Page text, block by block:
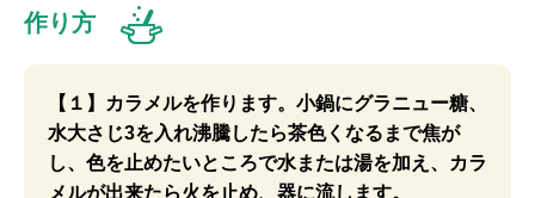
作り方
【１】カラメルを作ります。小鍋にグラニュー糖、
水大さじ3を入れ沸騰したら茶色くなるまで焦が
し、色を止めたいところで水または湯を加え、カラ
メルが出来たら火を止め、器に流します。